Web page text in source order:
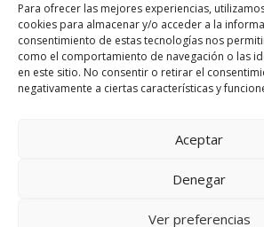
Para ofrecer las mejores experiencias,
cookies para almacenar y/o acceder a la
consentimiento de estas tecnologías nos
como el comportamiento de navegación o las
en este sitio. No consentir o retirar el
negativamente a ciertas características y
Aceptar
Denegar
Ver preferencias
Usamos cookies en nuestro sitio web
para brindarle la experiencia más
relevante recordando sus
preferencias y visitas repetidas. Al
el uso de TODAS las cookies. Sin
proporcionar un consentimiento